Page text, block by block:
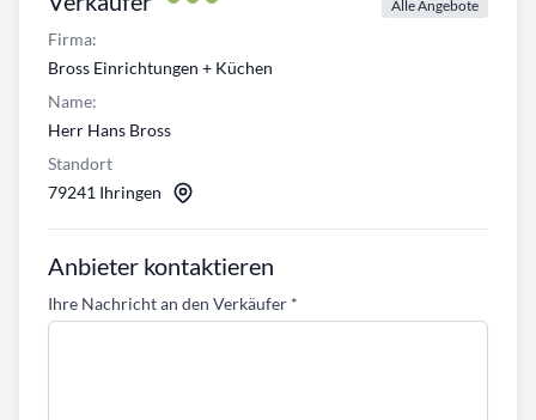
Alle Angebote
Firma:
Bross Einrichtungen + Küchen
Name:
Herr Hans Bross
Standort
79241 Ihringen
Anbieter kontaktieren
Ihre Nachricht an den Verkäufer *